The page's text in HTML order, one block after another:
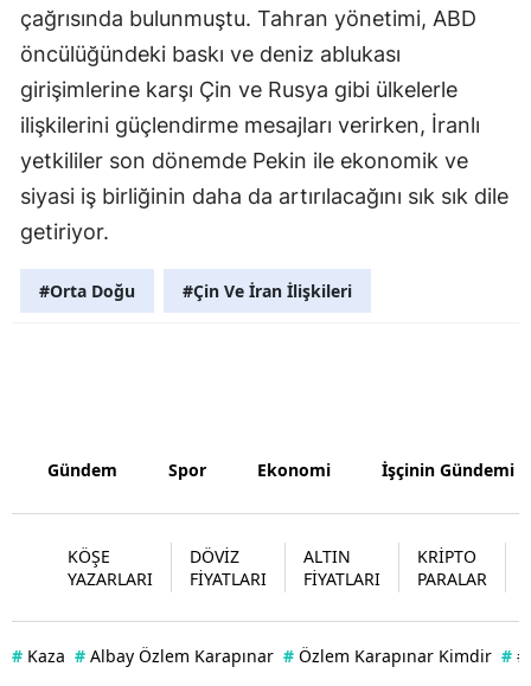
Rize
Samsun
Şanlıurfa
çağrısında bulunmuştu. Tahran yönetimi, ABD
öncülüğündeki baskı ve deniz ablukası
girişimlerine karşı Çin ve Rusya gibi ülkelerle
ilişkilerini güçlendirme mesajları verirken, İranlı
yetkililer son dönemde Pekin ile ekonomik ve
siyasi iş birliğinin daha da artırılacağını sık sık dile
getiriyor.
#Orta Doğu #Çin Ve İran İlişkileri
Gündem Spor Ekonomi İşçinin Gündemi
KÖŞE
YAZARLARI
DÖVİZ
FİYATLARI
ALTIN
FİYATLARI
KRİPTO
PARALAR
# Kaza # Albay Özlem Karapınar # Özlem Karapınar Kimdir #